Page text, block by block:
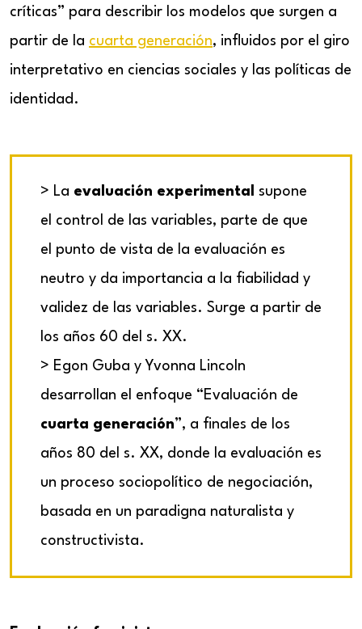
críticas” para describir los modelos que surgen a
partir de la cuarta generación, influidos por el giro
interpretativo en ciencias sociales y las políticas de
identidad.
> La evaluación experimental supone
el control de las variables, parte de que
el punto de vista de la evaluación es
neutro y da importancia a la fiabilidad y
validez de las variables. Surge a partir de
los años 60 del s. XX.
> Egon Guba y Yvonna Lincoln
desarrollan el enfoque “Evaluación de
cuarta generación”, a finales de los
años 80 del s. XX, donde la evaluación es
un proceso sociopolítico de negociación,
basada en un paradigna naturalista y
constructivista.